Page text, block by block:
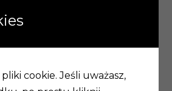
Zastępcą przewodniczącego
cookie. Jeśli uważasz,